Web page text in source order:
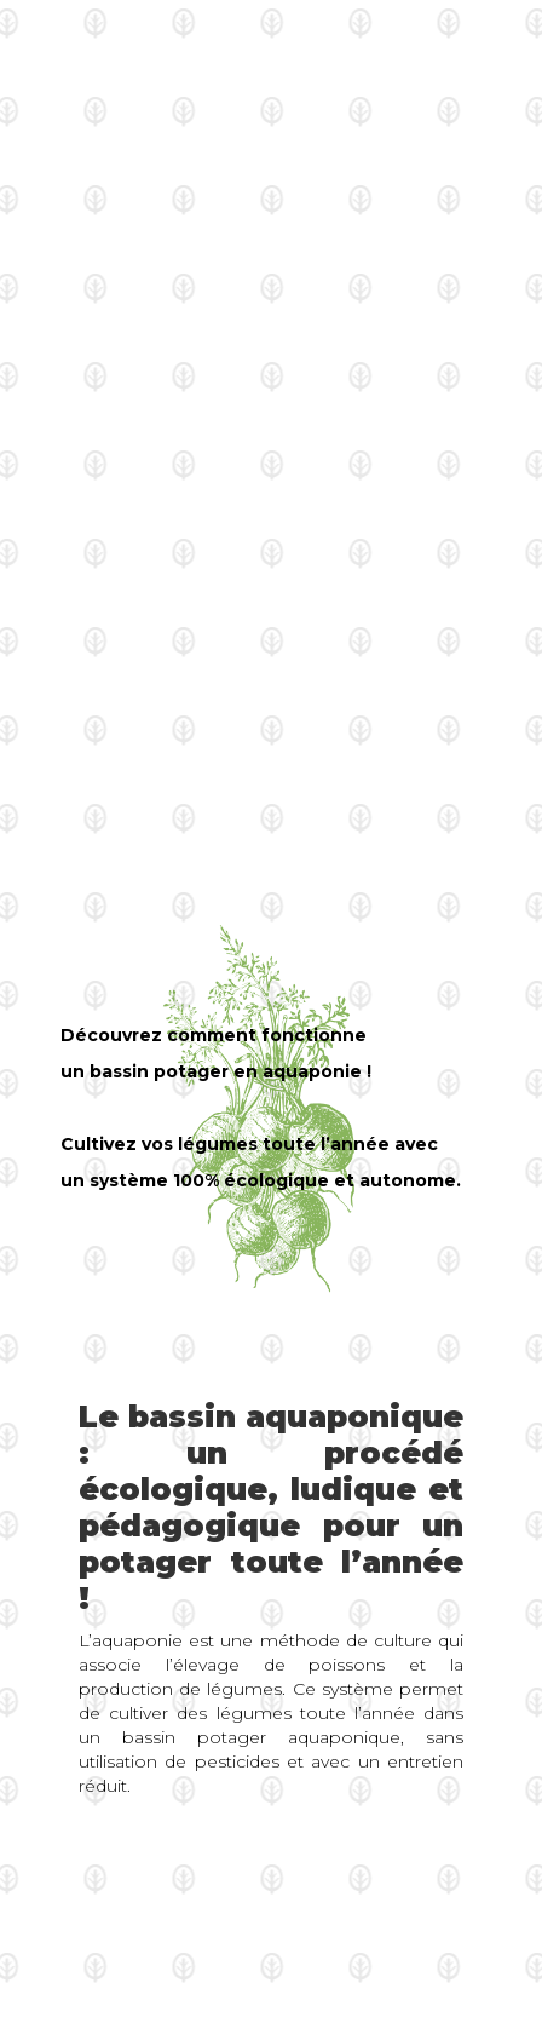
Découvrez comment fonctionne
un bassin potager en aquaponie !
Cultivez vos légumes toute l’année avec
un système 100% écologique et autonome.
Le bassin aquaponique
: un procédé
écologique, ludique et
pédagogique pour un
potager toute l’année
!
L’aquaponie est une méthode de culture qui
associe l’élevage de poissons et la
production de légumes. Ce système permet
de cultiver des légumes toute l’année dans
un bassin potager aquaponique, sans
utilisation de pesticides et avec un entretien
réduit.